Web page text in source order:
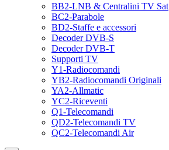
BB2-LNB & Centralini TV Sat
BC2-Parabole
BD2-Staffe e accessori
Decoder DVB-S
Decoder DVB-T
Supporti TV
Y1-Radiocomandi
YB2-Radiocomandi Originali
YA2-Allmatic
YC2-Riceventi
Q1-Telecomandi
QD2-Telecomandi TV
QC2-Telecomandi Air